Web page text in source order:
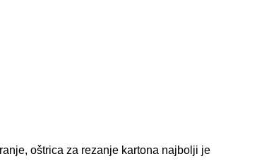
oštrica za rezanje kartona najbolji je